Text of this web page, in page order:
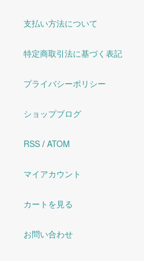
支払い方法について
特定商取引法に基づく表記
プライバシーポリシー
ショップブログ
RSS / ATOM
マイアカウント
カートを見る
お問い合わせ